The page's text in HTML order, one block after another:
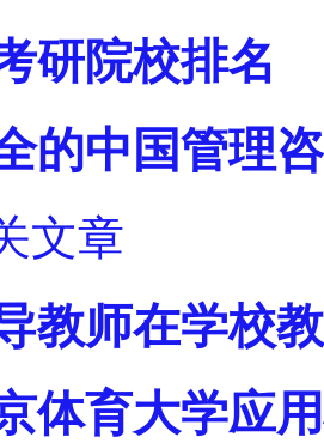
研院校排名
的中国管理
文章
教师在学校
体育大学应